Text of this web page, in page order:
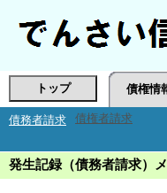
債権者請求
発生記録（債務者請求）